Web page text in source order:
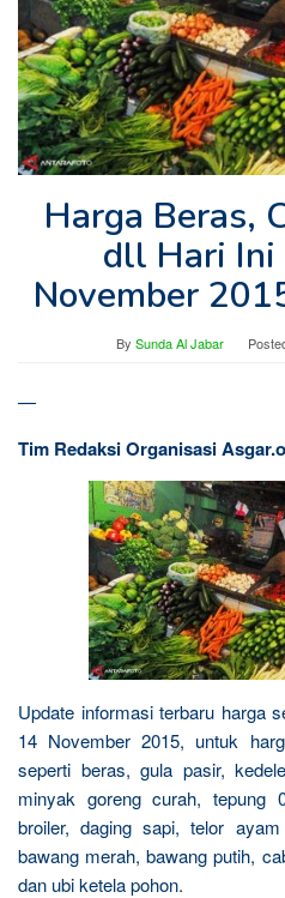
Harga Beras,
dll Hari Ini
November
By Sunda Al Jabar
—
Tim Redaksi Organisasi
Update informasi terbaru harga
14 November 2015, untuk
seperti beras, gula pasir,
minyak goreng curah, tepung
broiler, daging sapi, telor
bawang merah, bawang putih,
dan ubi ketela pohon.